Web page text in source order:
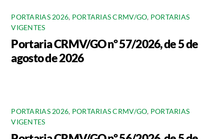
PORTARIAS 2026, PORTARIAS CRMV/GO, PORTARIAS
VIGENTES
Portaria CRMV/GO nº 57/2026, de 5 de
agosto de 2026
PORTARIAS 2026, PORTARIAS CRMV/GO, PORTARIAS
VIGENTES